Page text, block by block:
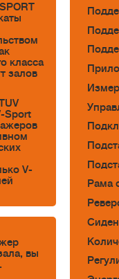
класса
залов
Sport
V-
вы
Рама